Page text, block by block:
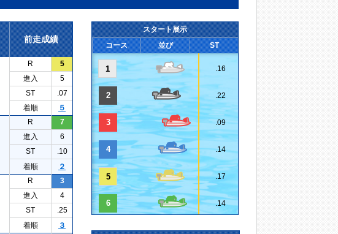
前走成績
R
5
進入
5
ST
.07
着順
５
R
7
進入
6
ST
.10
着順
２
R
3
進入
4
ST
.25
着順
３
スタート展示
コース
並び ST
1 .16
2 .22
3 .09
4 .14
5 .17
6 .14